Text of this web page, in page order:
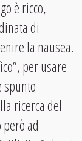
è ricco,
di
la nausea.
per usare
spunto
ricerca del
ad